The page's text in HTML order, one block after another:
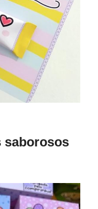
saborosos